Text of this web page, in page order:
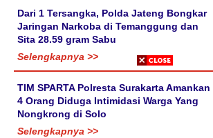
Dari 1 Tersangka, Polda Jateng Bongkar
Jaringan Narkoba di Temanggung dan
Sita 28.59 gram Sabu
Selengkapnya >>
TIM SPARTA Polresta Surakarta Amankan
4 Orang Diduga Intimidasi Warga Yang
Nongkrong di Solo
Selengkapnya >>